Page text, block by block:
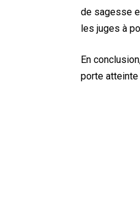
de sagesse
les juges à
En
porte atteinte